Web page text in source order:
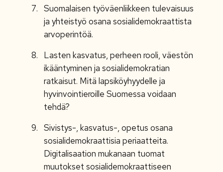
Suomalaisen työväenliikkeen tulevaisuus
ja yhteistyö osana sosialidemokraattista
arvoperintöä.
Lasten kasvatus, perheen rooli, väestön
ikääntyminen ja sosialidemokratian
ratkaisut. Mitä lapsiköyhyydelle ja
hyvinvointieroille Suomessa voidaan
tehdä?
Sivistys-, kasvatus-, opetus osana
sosialidemokraattisia periaatteita.
Digitalisaation mukanaan tuomat
muutokset sosialidemokraattiseen